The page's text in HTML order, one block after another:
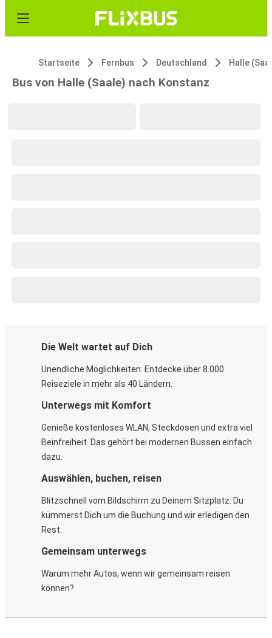
Startseite Fernbus Deutschland Halle
Bus von Halle (Saale) nach Konstanz
Die Welt wartet auf Dich
Unendliche Möglichkeiten: Entdecke über 8.000
Reiseziele in mehr als 40 Ländern.
Unterwegs mit Komfort
Genieße kostenloses WLAN, Steckdosen und extra viel
Beinfreiheit. Das gehört bei modernen Bussen einfach
dazu.
Auswählen, buchen, reisen
Blitzschnell vom Bildschirm zu Deinem Sitzplatz: Du
kümmerst Dich um die Buchung und wir erledigen den
Rest.
Gemeinsam unterwegs
Warum mehr Autos, wenn wir gemeinsam reisen
können?